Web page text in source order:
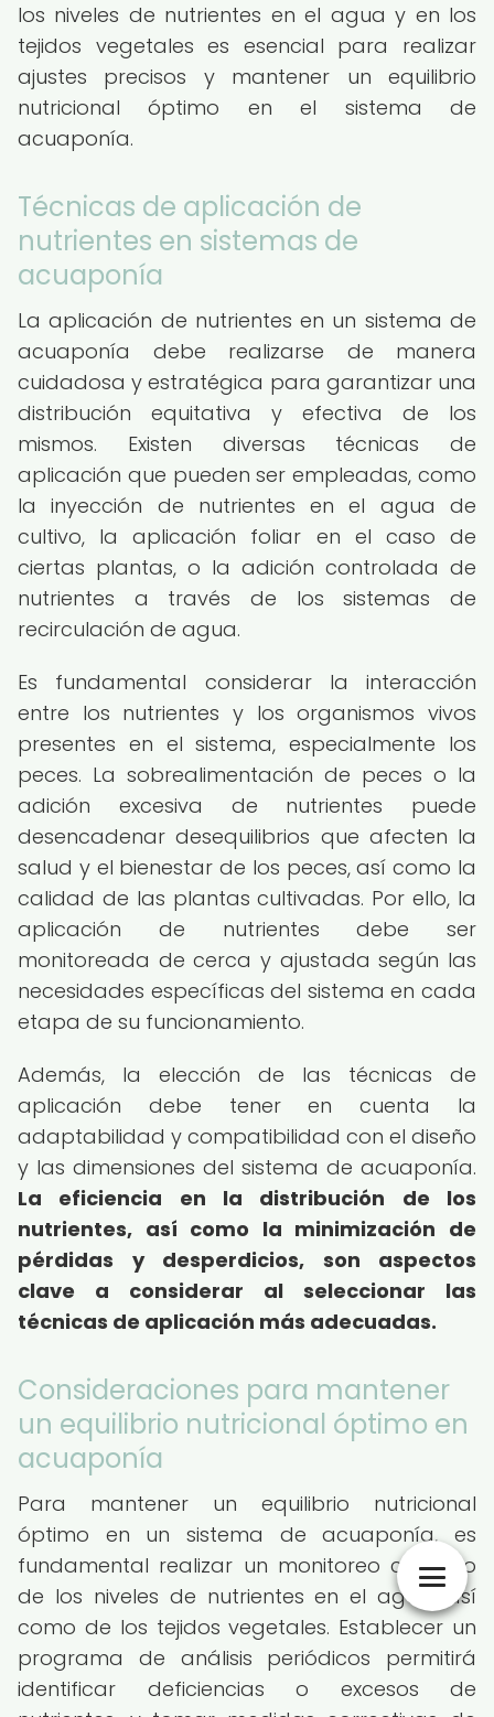
los niveles de nutrientes en el agua y en los
tejidos vegetales es esencial para realizar
ajustes precisos y mantener un equilibrio
nutricional óptimo en el sistema de
acuaponía.
Técnicas de aplicación de
nutrientes en sistemas de
acuaponía
La aplicación de nutrientes en un sistema de
acuaponía debe realizarse de manera
cuidadosa y estratégica para garantizar una
distribución equitativa y efectiva de los
mismos. Existen diversas técnicas de
aplicación que pueden ser empleadas, como
la inyección de nutrientes en el agua de
cultivo, la aplicación foliar en el caso de
ciertas plantas, o la adición controlada de
nutrientes a través de los sistemas de
recirculación de agua.
Es fundamental considerar la interacción
entre los nutrientes y los organismos vivos
presentes en el sistema, especialmente los
peces. La sobrealimentación de peces o la
adición excesiva de nutrientes puede
desencadenar desequilibrios que afecten la
salud y el bienestar de los peces, así como la
calidad de las plantas cultivadas. Por ello, la
aplicación de nutrientes debe ser
monitoreada de cerca y ajustada según las
necesidades específicas del sistema en cada
etapa de su funcionamiento.
Además, la elección de las técnicas de
aplicación debe tener en cuenta la
adaptabilidad y compatibilidad con el diseño
y las dimensiones del sistema de acuaponía.
La eficiencia en la distribución de los
nutrientes, así como la minimización de
pérdidas y desperdicios, son aspectos
clave a considerar al seleccionar las
técnicas de aplicación más adecuadas.
Consideraciones para mantener
un equilibrio nutricional óptimo en
acuaponía
Para mantener un equilibrio nutricional
óptimo en un sistema de acuaponía, es
fundamental realizar un monitoreo continuo
de los niveles de nutrientes en el agua, así
como de los tejidos vegetales. Establecer un
programa de análisis periódicos permitirá
identificar deficiencias o excesos de